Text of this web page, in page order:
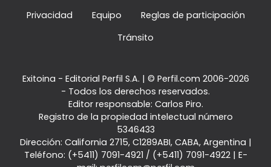
Privacidad
Equipo
Reglas de participación
Tránsito
Exitoina - Editorial Perfil S.A. | © Perfil.com 2006-2026
- Todos los derechos reservados.
Editor responsable: Carlos Piro.
Registro de la propiedad intelectual número
5346433
Dirección: California 2715, C1289ABI, CABA, Argentina |
Teléfono: (+5411) 7091-4921 / (+5411) 7091-4922| E-